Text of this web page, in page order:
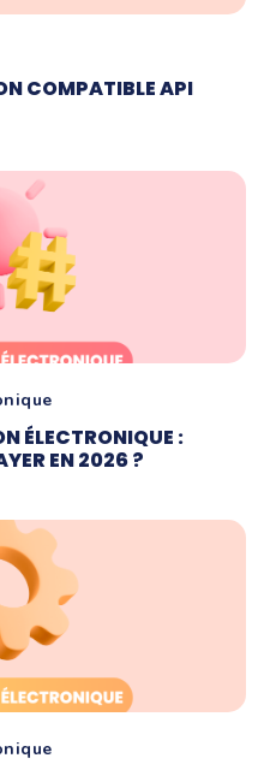
COMPATIBLE API
ÉLECTRONIQUE :
EN 2026 ?